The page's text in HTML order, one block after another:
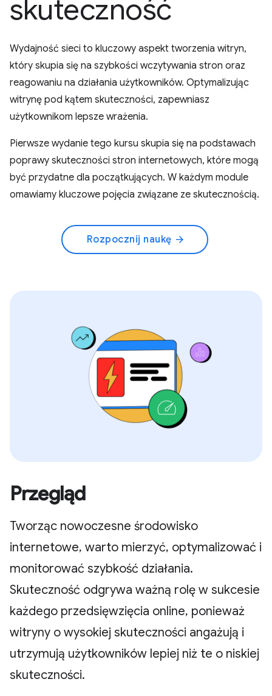
skuteczność
Wydajność sieci to kluczowy aspekt tworzenia witryn,
który skupia się na szybkości wczytywania stron oraz
reagowaniu na działania użytkowników. Optymalizując
witrynę pod kątem skuteczności, zapewniasz
użytkownikom lepsze wrażenia.
Pierwsze wydanie tego kursu skupia się na podstawach
poprawy skuteczności stron internetowych, które mogą
być przydatne dla początkujących. W każdym module
omawiamy kluczowe pojęcia związane ze skutecznością.
Rozpocznij naukę arrow_forward
Przegląd
Tworząc nowoczesne środowisko
internetowe, warto mierzyć, optymalizować i
monitorować szybkość działania.
Skuteczność odgrywa ważną rolę w sukcesie
każdego przedsięwzięcia online, ponieważ
witryny o wysokiej skuteczności angażują i
utrzymują użytkowników lepiej niż te o niskiej
skuteczności.